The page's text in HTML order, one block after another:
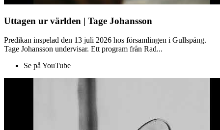
Uttagen ur världen | Tage Johansson
Predikan inspelad den 13 juli 2026 hos församlingen i Gullspång.
Tage Johansson undervisar. Ett program från Rad...
Se på YouTube